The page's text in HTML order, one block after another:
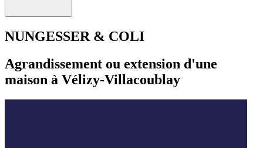
NUNGESSER & COLI
Agrandissement ou extension d'une
maison à Vélizy-Villacoublay